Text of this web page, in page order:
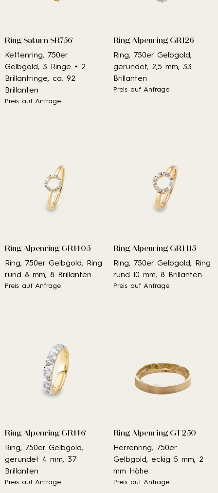
Ring Saturn SR756
Kettenring, 750er
Gelbgold, 3 Ringe + 2
Brillantringe, ca. 92
Brillanten
Preis auf Anfrage
Ring Alpenring GR126
Ring, 750er Gelbgold,
gerundet, 2,5 mm, 33
Brillanten
Preis auf Anfrage
Ring Alpenring GR1405
Ring, 750er Gelbgold, Ring
rund 8 mm, 8 Brillanten
Preis auf Anfrage
Ring Alpenring GR1415
Ring, 750er Gelbgold, Ring
rund 10 mm, 8 Brillanten
Preis auf Anfrage
Ring Alpenring GR146
Ring, 750er Gelbgold,
gerundet 4 mm, 37
Brillanten
Preis auf Anfrage
Ring Alpenring GT250
Herrenring, 750er
Gelbgold, eckig 5 mm, 2
mm Höhe
Preis auf Anfrage